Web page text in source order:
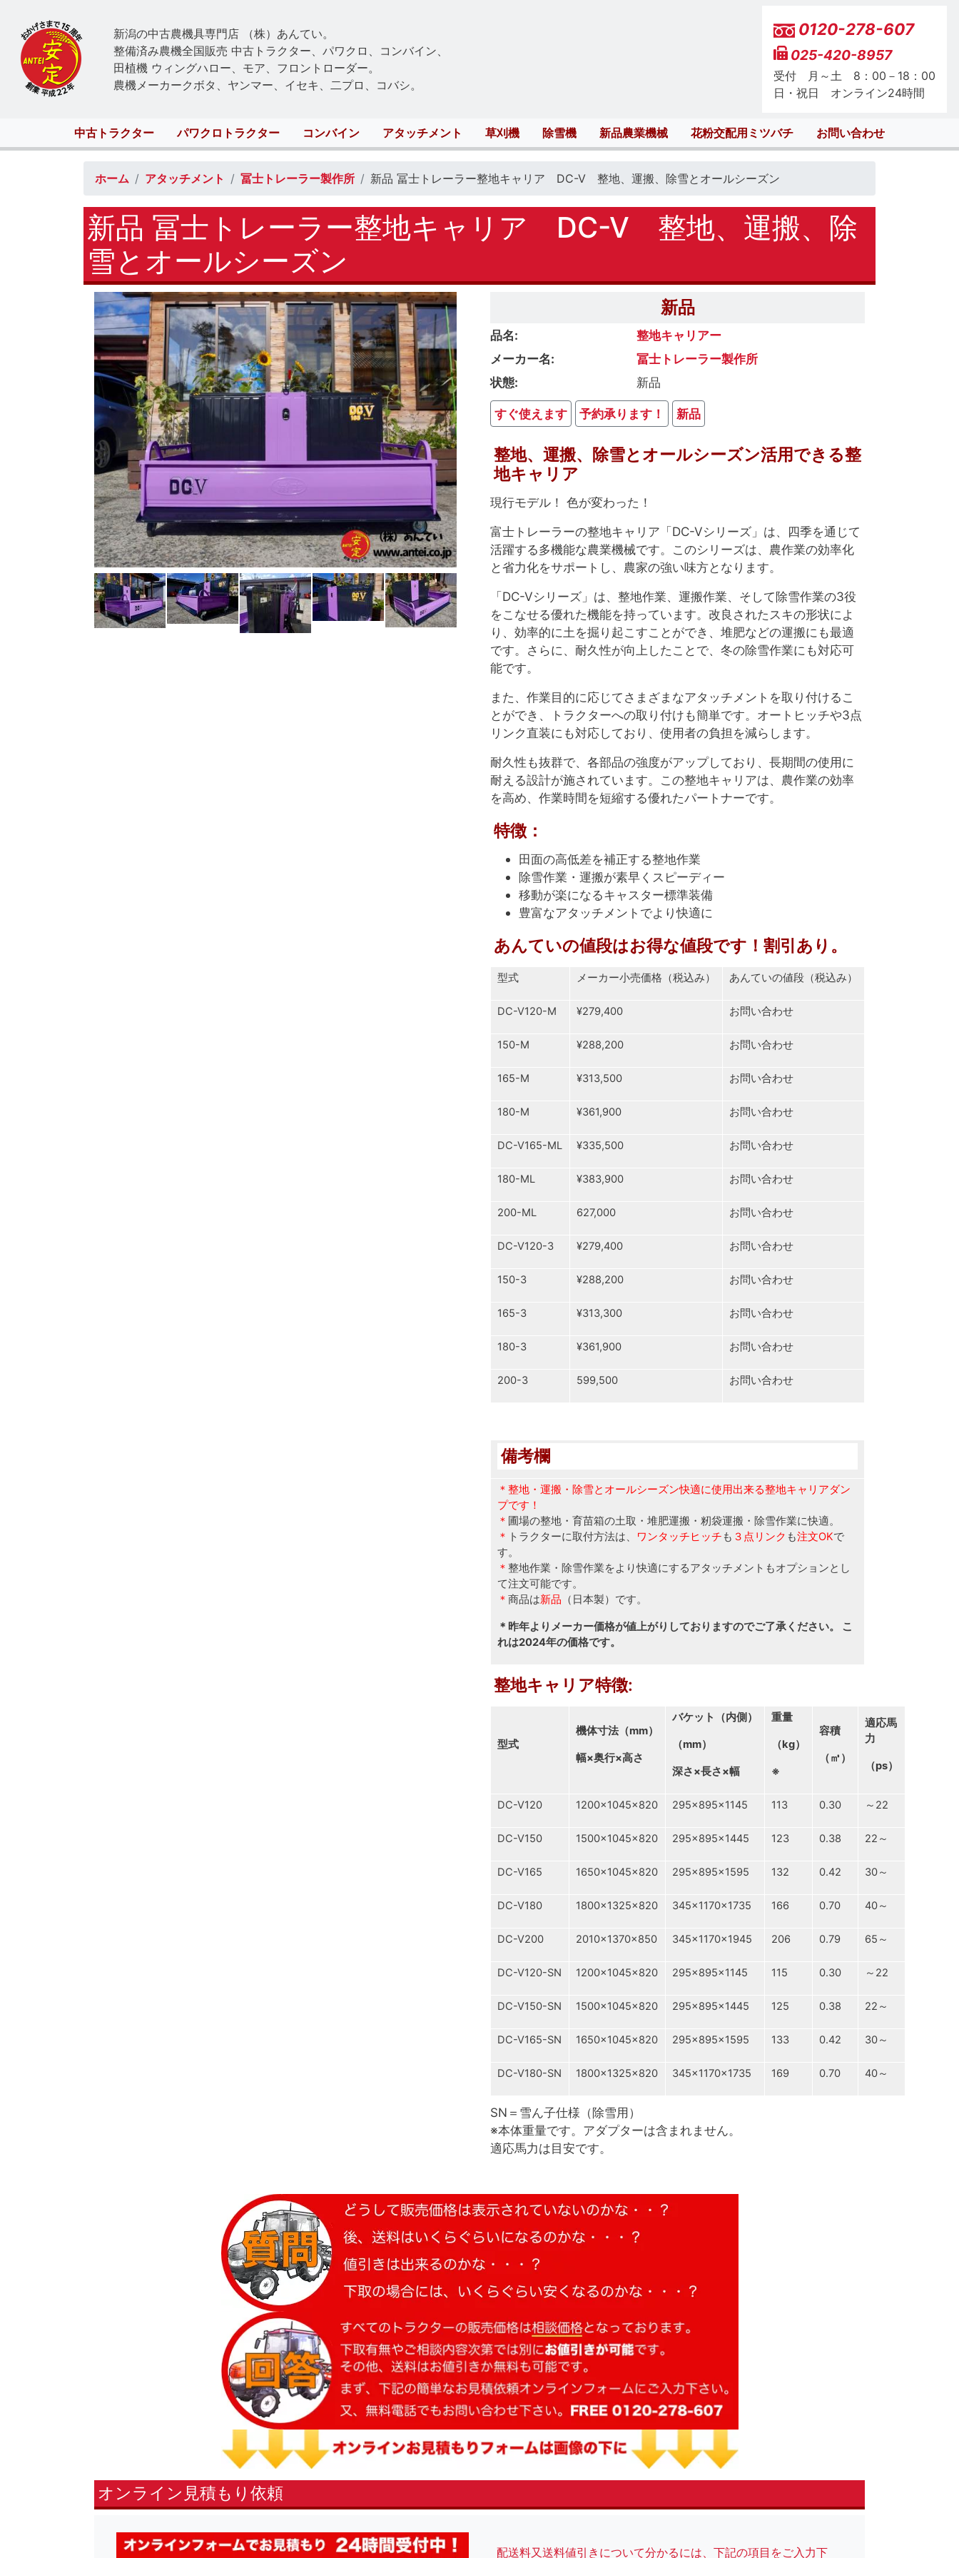
新潟の中古農機具専門店 （株）あんてい。
整備済み農機全国販売 中古トラクター、パワクロ、コンバイン、
田植機 ウィングハロー、モア、フロントローダー。
農機メーカークボタ、ヤンマー、イセキ、二プロ、コバシ。
0120-278-607
025-420-8957
受付 月～土 8：00－18：00
日・祝日 オンライン24時間
Main
navigation
中古トラクター パワクロトラクター コンバイン アタッチメント 草刈機 除雪機 新品農業機械 花粉交配用ミツバチ お問い合わせ
ホーム アタッチメント 冨士トレーラー製作所 新品 冨士トレーラー整地キャリア DC-V 整地、運搬、除雪とオールシーズン
新品 冨士トレーラー整地キャリア DC-V 整地、運搬、除
雪とオールシーズン
新品
品名
整地キャリアー
メーカー名
冨士トレーラー製作所
状態
新品
すぐ使えます 予約承ります！ 新品
整地、運搬、除雪とオールシーズン活用できる整
地キャリア
現行モデル！ 色が変わった！
富士トレーラーの整地キャリア「DC-Vシリーズ」は、四季を通じて
活躍する多機能な農業機械です。このシリーズは、農作業の効率化
と省力化をサポートし、農家の強い味方となります。
「DC-Vシリーズ」は、整地作業、運搬作業、そして除雪作業の3役
をこなせる優れた機能を持っています。改良されたスキの形状によ
り、効率的に土を掘り起こすことができ、堆肥などの運搬にも最適
です。さらに、耐久性が向上したことで、冬の除雪作業にも対応可
能です。
また、作業目的に応じてさまざまなアタッチメントを取り付けるこ
とができ、トラクターへの取り付けも簡単です。オートヒッチや3点
リンク直装にも対応しており、使用者の負担を減らします。
耐久性も抜群で、各部品の強度がアップしており、長期間の使用に
耐える設計が施されています。この整地キャリアは、農作業の効率
を高め、作業時間を短縮する優れたパートナーです。
特徴：
田面の高低差を補正する整地作業
除雪作業・運搬が素早くスピーディー
移動が楽になるキャスター標準装備
豊富なアタッチメントでより快適に
あんていの値段はお得な値段です！割引あり。
型式 メーカー小売価格（税込み） あんていの値段（税込み）
DC-V120-M ¥279,400 お問い合わせ
150-M ¥288,200 お問い合わせ
165-M ¥313,500 お問い合わせ
180-M ¥361,900 お問い合わせ
DC-V165-ML ¥335,500 お問い合わせ
180-ML ¥383,900 お問い合わせ
200-ML 627,000 お問い合わせ
DC-V120-3 ¥279,400 お問い合わせ
150-3 ¥288,200 お問い合わせ
165-3 ¥313,300 お問い合わせ
180-3 ¥361,900 お問い合わせ
200-3 599,500 お問い合わせ
備考欄
＊整地・運搬・除雪とオールシーズン快適に使用出来る整地キャリアダン
プです！
＊ 圃場の整地・育苗箱の土取・堆肥運搬・籾袋運搬・除雪作業に快適。
＊ トラクターに取付方法は、 ワンタッチヒッチ も ３点リンク も注文OKで
す。
＊ 整地作業・除雪作業をより快適にするアタッチメントもオプションとし
て注文可能です。
＊ 商品は新品 （日本製）です。
＊昨年よりメーカー価格が値上がりしておりますのでご了承ください。 こ
れは2024年の価格です。
整地キャリア特徴:
型式
機体寸法（mm）
幅×奥行×高さ
バケット（内側）
（mm）
深さ×長さ×幅
重量
（kg）
※
容積
（㎥）
適応馬
力
（ps）
DC-V120 1200×1045×820 295×895×1145 113 0.30 ～22
DC-V150 1500×1045×820 295×895×1445 123 0.38 22～
DC-V165 1650×1045×820 295×895×1595 132 0.42 30～
DC-V180 1800×1325×820 345×1170×1735 166 0.70 40～
DC-V200 2010×1370×850 345×1170×1945 206 0.79 65～
DC-V120-SN 1200×1045×820 295×895×1145 115 0.30 ～22
DC-V150-SN 1500×1045×820 295×895×1445 125 0.38 22～
DC-V165-SN 1650×1045×820 295×895×1595 133 0.42 30～
DC-V180-SN 1800×1325×820 345×1170×1735 169 0.70 40～
SN＝雪ん子仕様（除雪用）
※本体重量です。アダプターは含まれません。
適応馬力は目安です。
オンライン見積もり依頼
fsLeft
配送料又送料値引きについて分かるには、下記の項目をご入力下